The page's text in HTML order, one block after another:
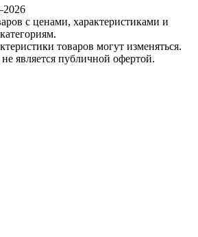
с ценами, характеристиками и
товаров могут изменяться.
является публичной офертой.